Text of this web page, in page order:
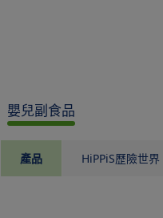
嬰兒副食品
產品 HiPPiS歷險世界